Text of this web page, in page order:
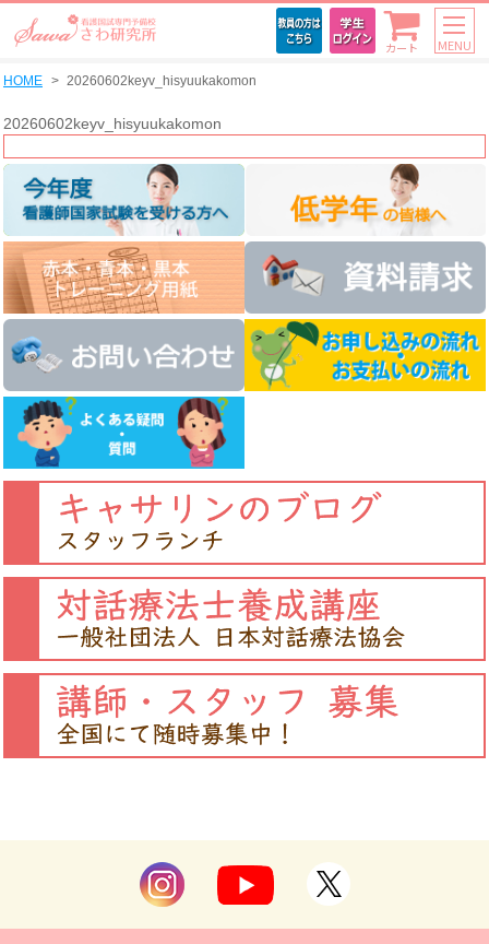
カート MENU
HOME 20260602keyv_hisyuukakomon
20260602keyv_hisyuukakomon